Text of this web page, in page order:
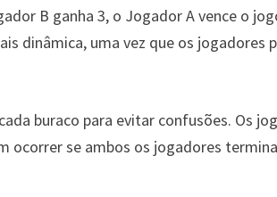
B ganha 3, o Jogador A vence o
dinâmica, uma vez que os jogadores
buraco para evitar confusões. Os
ocorrer se ambos os jogadores